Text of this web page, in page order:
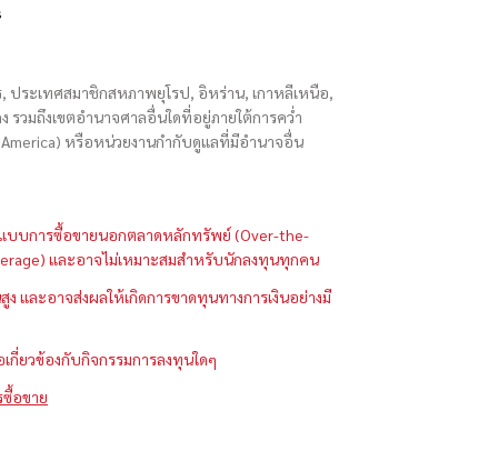
ประเทศสมาชิกสหภาพยุโรป, อิหร่าน, เกาหลีเหนือ,
รวมถึงเขตอำนาจศาลอื่นใดที่อยู่ภายใต้การคว่ำ
หรือหน่วยงานกำกับดูแลที่มีอำนาจอื่น
แบบการซื้อขายนอกตลาดหลักทรัพย์ (Over-the-
และอาจไม่เหมาะสมสำหรับนักลงทุนทุกคน
ง และอาจส่งผลให้เกิดการขาดทุนทางการเงินอย่างมี
กี่ยวข้องกับกิจกรรมการลงทุนใดๆ
ซื้อขาย